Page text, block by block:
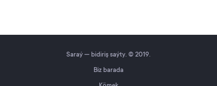
Saraý — bidiriş saýty. © 2019.
Biz barada